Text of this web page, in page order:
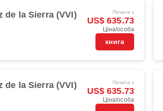
de la Sierra (VVI) Почати з
US$ 635.73
Ціна/особа
книга
de la Sierra (VVI) Почати з
US$ 635.73
Ціна/особа